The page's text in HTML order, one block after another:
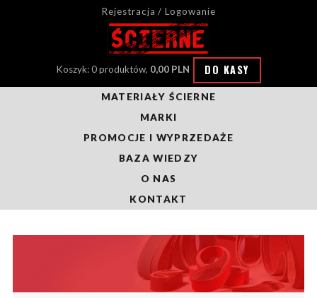
Rejestracja / Logowanie
Koszyk: 0 produktów, 0,00 PLN DO KASY
MATERIAŁY ŚCIERNE
MARKI
PROMOCJE I WYPRZEDAŻE
BAZA WIEDZY
O NAS
KONTAKT